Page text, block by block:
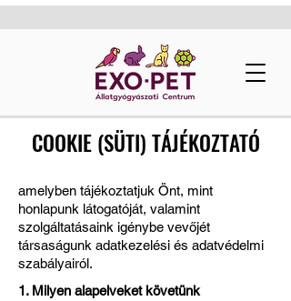
COOKIE (SÜTI) TÁJÉKOZTATÓ
amelyben tájékoztatjuk Önt, mint
honlapunk látogatóját, valamint
szolgáltatásaink igénybe vevőjét
társaságunk adatkezelési és adatvédelmi
szabályairól.
1. Milyen alapelveket követünk